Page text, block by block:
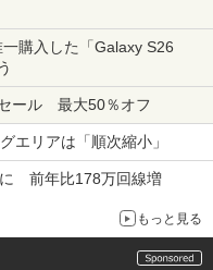
購入した「Galaxy S26
ール 最大50％オフ
エリアは「順次縮小」
前年比178万回線増
もっと見る